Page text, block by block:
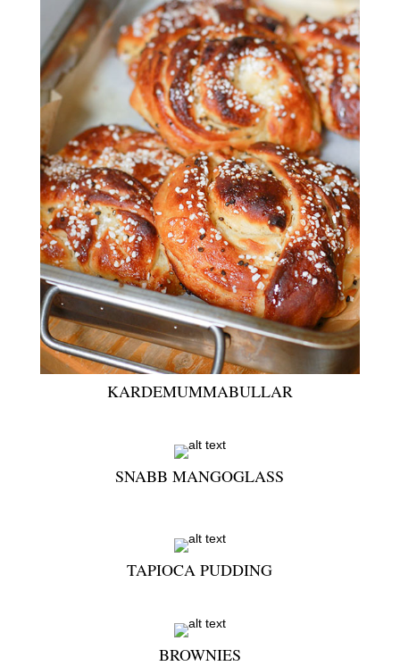
KARDEMUMMABULLAR
SNABB MANGOGLASS
TAPIOCA PUDDING
BROWNIES